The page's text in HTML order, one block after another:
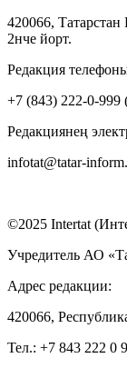
420066,
2нче йорт.
Редакция
+7 (843) 222-0-999
Редакциянең
infotat@tatar-
©2025 Intertat
Учредитель АО
Адрес редакции:
420066,
Тел.: +7 843 222 0